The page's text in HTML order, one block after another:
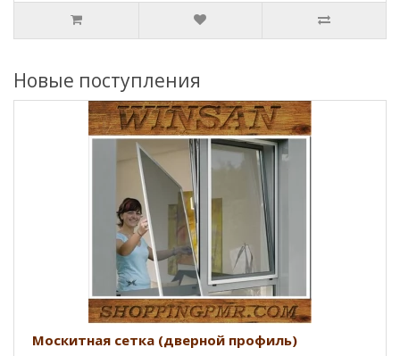
Новые поступления
Москитная сетка (дверной профиль)